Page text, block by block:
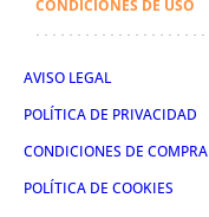
CONDICIONES DE USO
AVISO LEGAL
POLÍTICA DE PRIVACIDAD
CONDICIONES DE COMPRA
POLÍTICA DE COOKIES